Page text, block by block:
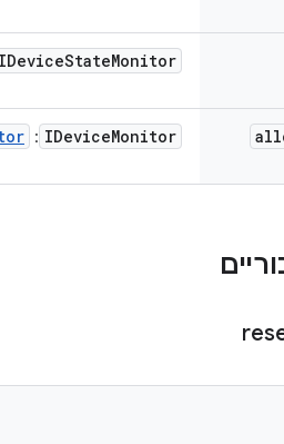
IDeviceStateMonitor
IDeviceMonitor
: